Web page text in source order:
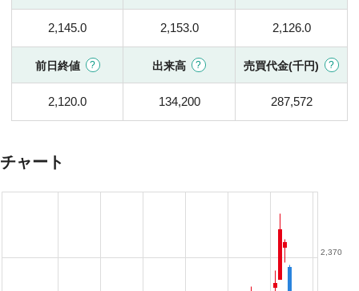
2,145.0 2,153.0 2,126.0
前日終値 出来高 売買代金(千円)
2,120.0 134,200 287,572
チャート
2,370